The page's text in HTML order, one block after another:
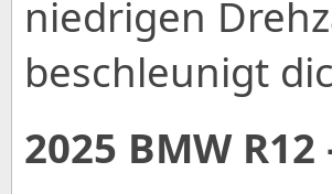
niedrigen
beschleunigt
2025 BMW